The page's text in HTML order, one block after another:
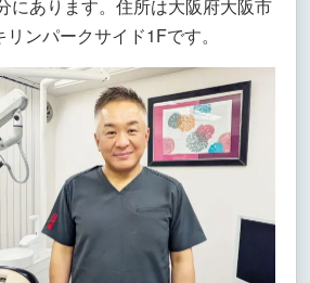
にあります。住所は大阪府大阪市
ンパークサイド1Fです。